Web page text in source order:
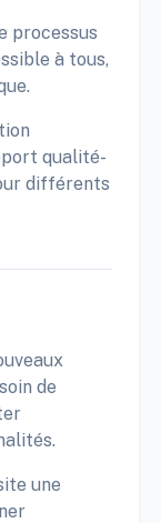
processus
à tous,
qualité-
différents
de
une